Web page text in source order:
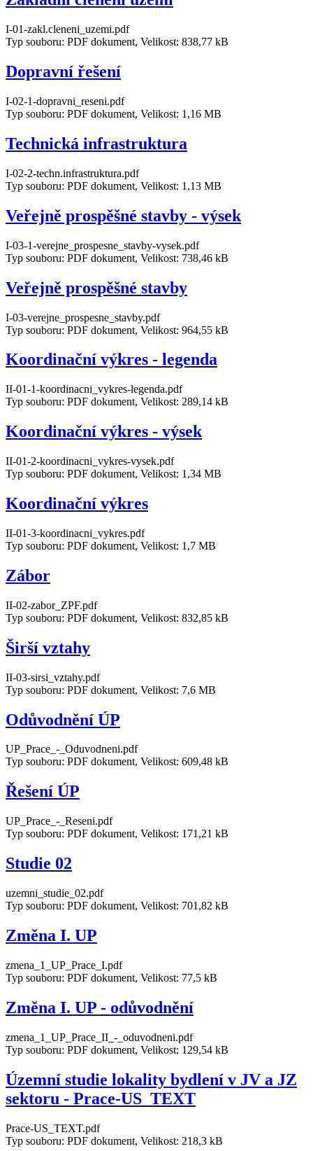
I-01-zakl.cleneni_uzemi.pdf
Typ souboru: PDF dokument, Velikost: 838,77 kB
Dopravní řešení
I-02-1-dopravni_reseni.pdf
Typ souboru: PDF dokument, Velikost: 1,16 MB
Technická infrastruktura
I-02-2-techn.infrastruktura.pdf
Typ souboru: PDF dokument, Velikost: 1,13 MB
Veřejně prospěšné stavby - výsek
I-03-1-verejne_prospesne_stavby-vysek.pdf
Typ souboru: PDF dokument, Velikost: 738,46 kB
Veřejně prospěšné stavby
I-03-verejne_prospesne_stavby.pdf
Typ souboru: PDF dokument, Velikost: 964,55 kB
Koordinační výkres - legenda
II-01-1-koordinacni_vykres-legenda.pdf
Typ souboru: PDF dokument, Velikost: 289,14 kB
Koordinační výkres - výsek
II-01-2-koordinacni_vykres-vysek.pdf
Typ souboru: PDF dokument, Velikost: 1,34 MB
Koordinační výkres
II-01-3-koordinacni_vykres.pdf
Typ souboru: PDF dokument, Velikost: 1,7 MB
Zábor
II-02-zabor_ZPF.pdf
Typ souboru: PDF dokument, Velikost: 832,85 kB
Širší vztahy
II-03-sirsi_vztahy.pdf
Typ souboru: PDF dokument, Velikost: 7,6 MB
Odůvodnění ÚP
UP_Prace_-_Oduvodneni.pdf
Typ souboru: PDF dokument, Velikost: 609,48 kB
Řešení ÚP
UP_Prace_-_Reseni.pdf
Typ souboru: PDF dokument, Velikost: 171,21 kB
Studie 02
uzemni_studie_02.pdf
Typ souboru: PDF dokument, Velikost: 701,82 kB
Změna I. UP
zmena_1_UP_Prace_I.pdf
Typ souboru: PDF dokument, Velikost: 77,5 kB
Změna I. UP - odůvodnění
zmena_1_UP_Prace_II_-_oduvodneni.pdf
Typ souboru: PDF dokument, Velikost: 129,54 kB
Územní studie lokality bydlení v JV a JZ
sektoru - Prace-US_TEXT
Prace-US_TEXT.pdf
Typ souboru: PDF dokument, Velikost: 218,3 kB